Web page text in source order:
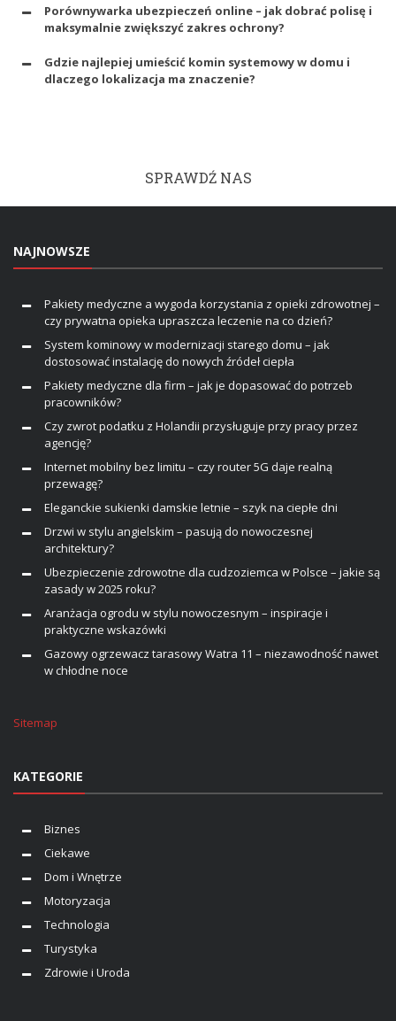
Porównywarka ubezpieczeń online – jak dobrać polisę i
maksymalnie zwiększyć zakres ochrony?
Gdzie najlepiej umieścić komin systemowy w domu i
dlaczego lokalizacja ma znaczenie?
SPRAWDŹ NAS
NAJNOWSZE
Pakiety medyczne a wygoda korzystania z opieki zdrowotnej –
czy prywatna opieka upraszcza leczenie na co dzień?
System kominowy w modernizacji starego domu – jak
dostosować instalację do nowych źródeł ciepła
Pakiety medyczne dla firm – jak je dopasować do potrzeb
pracowników?
Czy zwrot podatku z Holandii przysługuje przy pracy przez
agencję?
Internet mobilny bez limitu – czy router 5G daje realną
przewagę?
Eleganckie sukienki damskie letnie – szyk na ciepłe dni
Drzwi w stylu angielskim – pasują do nowoczesnej
architektury?
Ubezpieczenie zdrowotne dla cudzoziemca w Polsce – jakie są
zasady w 2025 roku?
Aranżacja ogrodu w stylu nowoczesnym – inspiracje i
praktyczne wskazówki
Gazowy ogrzewacz tarasowy Watra 11 – niezawodność nawet
w chłodne noce
Sitemap
KATEGORIE
Biznes
Ciekawe
Dom i Wnętrze
Motoryzacja
Technologia
Turystyka
Zdrowie i Uroda